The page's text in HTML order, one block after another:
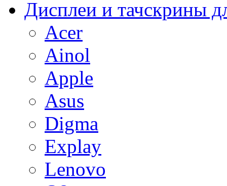
Дисплеи и тачскрины
Acer
Ainol
Apple
Asus
Digma
Explay
Lenovo